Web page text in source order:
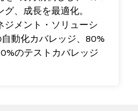
グ、成長を最適化。
ジメント・ソリューシ
動化カバレッジ、80%
のテストカバレッジ